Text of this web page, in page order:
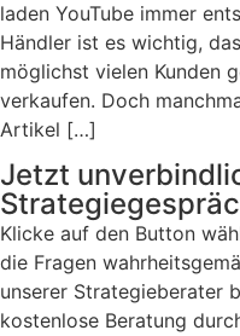
laden YouTube immer
Händler ist es wichtig,
möglichst vielen Kunden
verkaufen. Doch
Artikel […]
Jetzt
Klicke auf den Button
die Fragen
unserer Strategieberater
kostenlose Beratung